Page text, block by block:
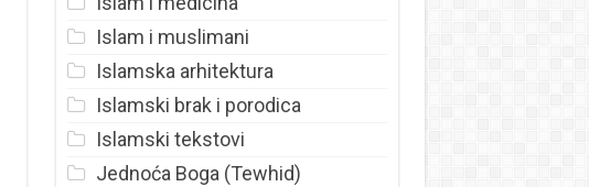
Islam i muslimani
Islamska arhitektura
Islamski brak i porodica
Islamski tekstovi
Jednoća Boga (Tewhid)